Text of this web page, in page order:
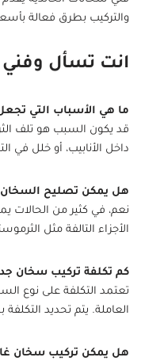
والتركيب بطرق فعالة
انت تسأل وفني
ما هي الأسباب التي
قد يكون السبب هو تلف
داخل الأنابيب، أو خلل في
هل يمكن تصليح السخان
نعم، في كثير من
الأجزاء التالفة مثل
كم تكلفة تركيب سخان
تعتمد التكلفة على نوع
العاملة. يتم تحديد
هل يمكن تركيب سخان